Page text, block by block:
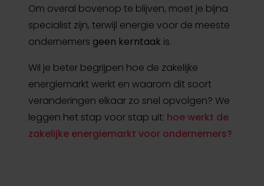
Om overal bovenop te blijven, moet je bijna
specialist zijn, terwijl energie voor de meeste
ondernemers geen kerntaak is.
Wil je beter begrijpen hoe de zakelijke
energiemarkt werkt en waarom dit soort
veranderingen elkaar zo snel opvolgen? We
leggen het stap voor stap uit: hoe werkt de
zakelijke energiemarkt voor ondernemers?